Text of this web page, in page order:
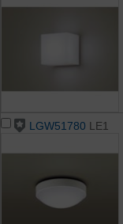
LGW51780 LE1